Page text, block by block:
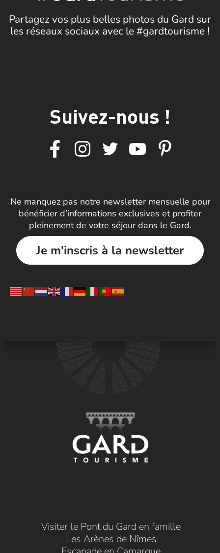
Partagez vos plus belles photos du Gard sur
les réseaux sociaux avec le #gardtourisme !
Suivez-nous !
Ne manquez pas notre newsletter mensuelle pour
bénéficier d’informations exclusives et profiter
pleinement de votre séjour dans le Gard.
Je m'inscris à la newsletter
Visiter le Pont du Gard en famille
Les Arènes de Nîmes